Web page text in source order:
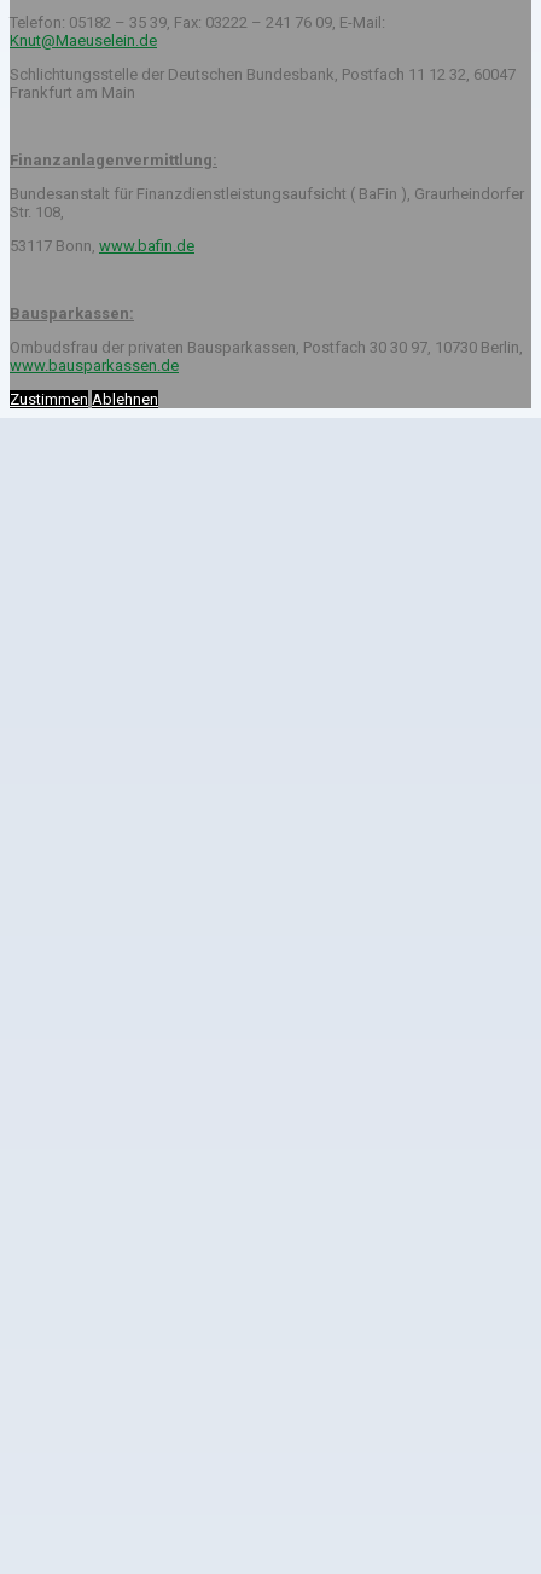
Telefon: 05182 – 35 39, Fax: 03222 – 241 76 09, E-Mail:
Knut@Maeuselein.de
Schlichtungsstelle der Deutschen Bundesbank, Postfach 11 12 32, 60047
Frankfurt am Main
Finanzanlagenvermittlung:
Bundesanstalt für Finanzdienstleistungsaufsicht ( BaFin ), Graurheindorfer
Str. 108,
53117 Bonn, www.bafin.de
Bausparkassen:
Ombudsfrau der privaten Bausparkassen, Postfach 30 30 97, 10730 Berlin,
www.bausparkassen.de
Zustimmen Ablehnen